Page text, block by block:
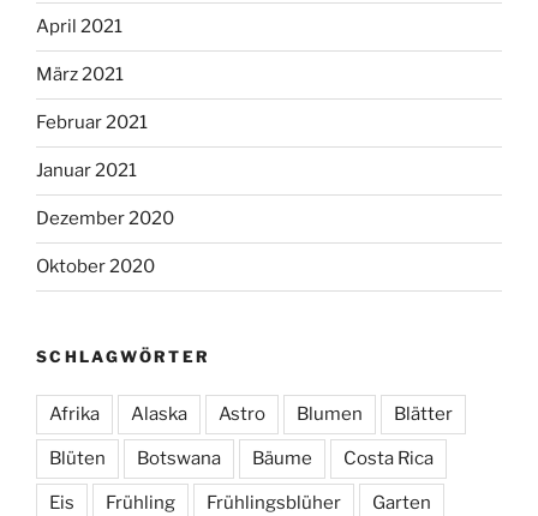
April 2021
März 2021
Februar 2021
Januar 2021
Dezember 2020
Oktober 2020
SCHLAGWÖRTER
Afrika Alaska Astro Blumen Blätter
Blüten Botswana Bäume Costa Rica
Eis Frühling Frühlingsblüher Garten